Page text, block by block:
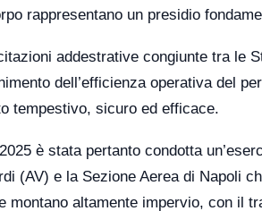
rappresentano un presidio
addestrative congiunte tra le
dell’efficienza operativa del
tempestivo, sicuro ed efficace.
è stata pertanto condotta
(AV) e la Sezione Aerea di Napoli
montano altamente impervio, con il